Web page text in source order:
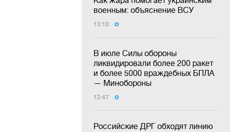
военным: объяснение ВСУ
13:10
В июле Силы обороны
ликвидировали более 200 ракет
и более 5000 враждебных БПЛА
— Минобороны
12:47
Российские ДРГ обходят линию